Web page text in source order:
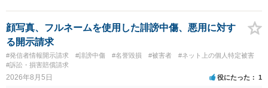
顔写真、フルネームを使用した誹謗中傷、悪用に対す
る開示請求
#発信者情報開示請求 #誹謗中傷 #名誉毀損 #被害者
#ネット上の個人特定被害
#訴訟・損害賠償請求
2026年8月5日 役にたった 1